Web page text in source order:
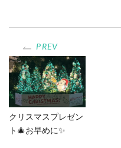
PREV
クリスマスプレゼン
ト🎄お早めに✨